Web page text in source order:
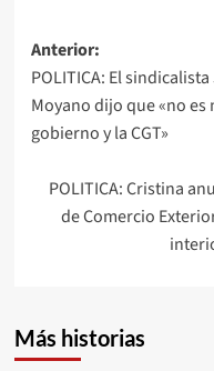
Navegación
de
entradas
Anterior:
POLITICA: El
Moyano dijo que «no
gobierno y la CGT»
POLITICA: Cristina
de Comercio
Más historias